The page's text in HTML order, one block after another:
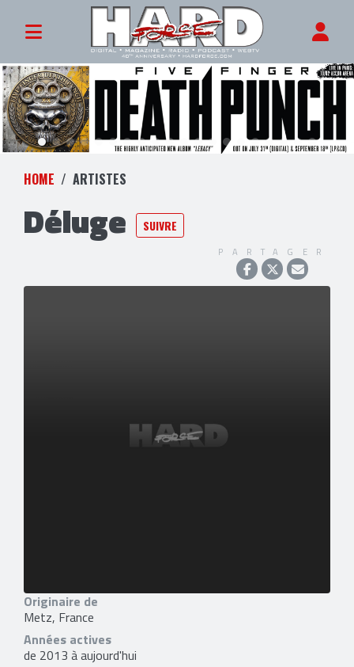
HOME ARTISTES
Déluge SUIVRE
PARTAGER
Originaire de
Metz, France
Années actives
de 2013 à aujourd'hui